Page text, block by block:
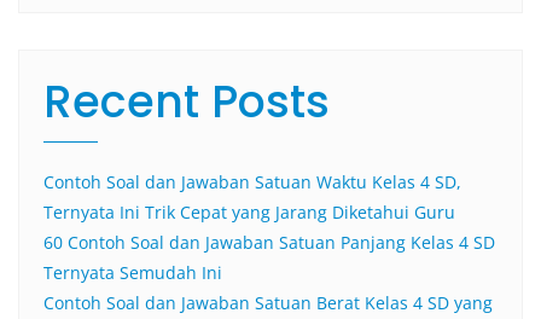
Recent Posts
Contoh Soal dan Jawaban Satuan Waktu Kelas 4 SD,
Ternyata Ini Trik Cepat yang Jarang Diketahui Guru
60 Contoh Soal dan Jawaban Satuan Panjang Kelas 4 SD
Ternyata Semudah Ini
Contoh Soal dan Jawaban Satuan Berat Kelas 4 SD yang